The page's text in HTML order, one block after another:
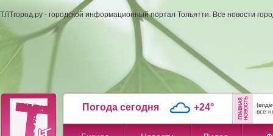
ТЛТгород.ру - городской информационный портал Тольятти. Все новости
Погода сегодня +24°
все